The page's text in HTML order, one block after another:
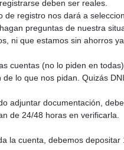
deben ser reales.
de registro nos dará a
preguntas de nuestra
ni que estamos sin ahorros
cuentas (no lo piden en
lo que nos pidan. Quizás
adjuntar documentación,
de 24/48 horas en verificarla.
la cuenta, debemos